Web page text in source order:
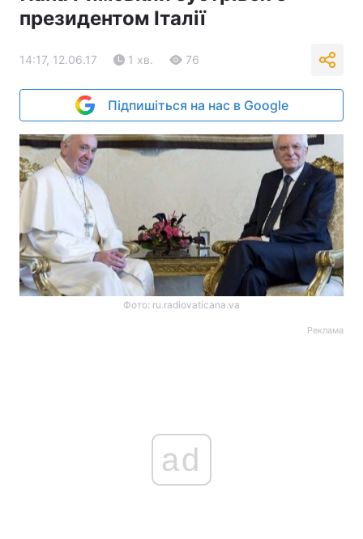
президентом Італії
14:17, 12.06.17 1 хв. 76
Підпишіться на нас в Google
Фото: ru.radiovaticana.va
Реклама
ad